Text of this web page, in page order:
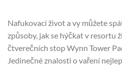
Nafukovací život a vy můžete
způsoby, jak se hýčkat v resortu
čtverečních stop Wynn Tower
Jedinečné znalosti o vaření